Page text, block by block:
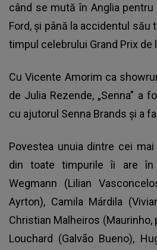
când se mută în Anglia pentru
Ford, şi până la accidentul său
timpul celebrului Grand Prix de
Cu Vicente Amorim ca
de Julia Rezende, „Senna” a
cu ajutorul Senna Brands şi a
Povestea unuia dintre cei
din toate timpurile îi are în
Wegmann (Lilian
Ayrton), Camila Márdila
Christian Malheiros (Maurinho,
Louchard (Galvão Bueno),